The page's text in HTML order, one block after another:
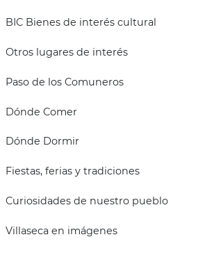
BIC Bienes de interés cultural
Otros lugares de interés
Paso de los Comuneros
Dónde Comer
Dónde Dormir
Fiestas, ferias y tradiciones
Curiosidades de nuestro pueblo
Villaseca en imágenes